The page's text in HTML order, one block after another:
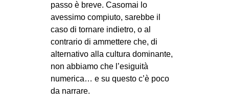
passo è breve. Casomai lo
avessimo compiuto, sarebbe il
caso di tornare indietro, o al
contrario di ammettere che, di
alternativo alla cultura dominante,
non abbiamo che l’esiguità
numerica… e su questo c’è poco
da narrare.